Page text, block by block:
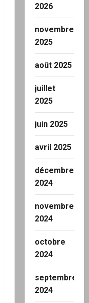
2026
novembre
2025
août 2025
juillet
2025
juin 2025
avril 2025
décembre
2024
novembre
2024
octobre
2024
septembre
2024